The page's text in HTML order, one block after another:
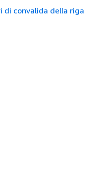
di convalida della riga